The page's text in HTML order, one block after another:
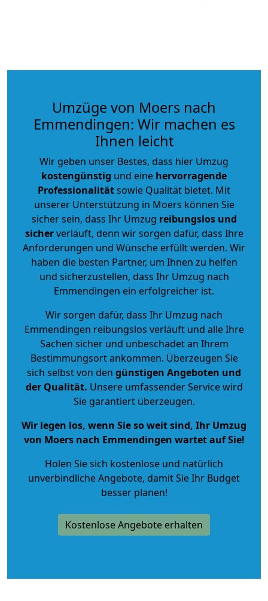
Umzüge von Moers nach
Emmendingen: Wir machen es
Ihnen leicht
Wir geben unser Bestes, dass hier Umzug
kostengünstig und eine hervorragende
Professionalitätsowie Qualität bietet. Mit
unserer Unterstützung in Moers können Sie
sicher sein, dass Ihr Umzug reibungslos und
sicherverläuft, denn wir sorgen dafür, dass Ihre
Anforderungen und Wünsche erfüllt werden. Wir
haben die besten Partner, um Ihnen zu helfen
und sicherzustellen, dass Ihr Umzug nach
Emmendingen ein erfolgreicher ist.
Wir sorgen dafür, dass Ihr Umzug nach
Emmendingen reibungslos verläuft und alle Ihre
Sachen sicher und unbeschadet an Ihrem
Bestimmungsort ankommen. Überzeugen Sie
sich selbst von den günstigen Angeboten und
der Qualität. Unsere umfassender Service wird
Sie garantiert überzeugen.
Wir legen los, wenn Sie so weit sind, Ihr Umzug
von Moers nach Emmendingen wartet auf Sie!
Holen Sie sich kostenlose und natürlich
unverbindliche Angebote, damit Sie Ihr Budget
besser planen!
Kostenlose Angebote erhalten